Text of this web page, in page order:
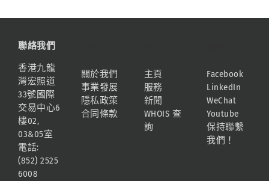
聯絡我們
香港九龍
灣宏照道
33號國際
交易中心6
樓02,
03&05室
電話:
(852) 2525
6008
關於我們
事業發展
隱私政策
合同條款
主頁
服務
新聞
WHOIS 查
詢
Facebook
LinkedIn
WeChat
Youtube
保持聯繫
我們！